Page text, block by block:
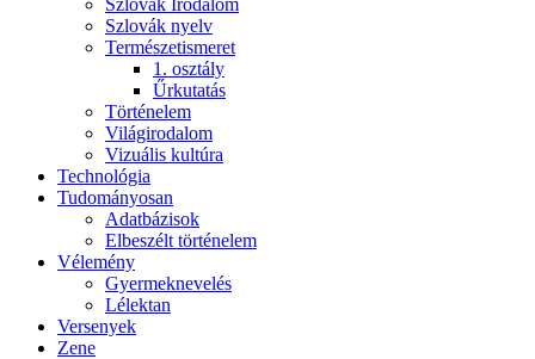
Szlovák Irodalom
Szlovák nyelv
Természetismeret
1. osztály
Űrkutatás
Történelem
Világirodalom
Vizuális kultúra
Technológia
Tudományosan
Adatbázisok
Elbeszélt történelem
Vélemény
Gyermeknevelés
Lélektan
Versenyek
Zene